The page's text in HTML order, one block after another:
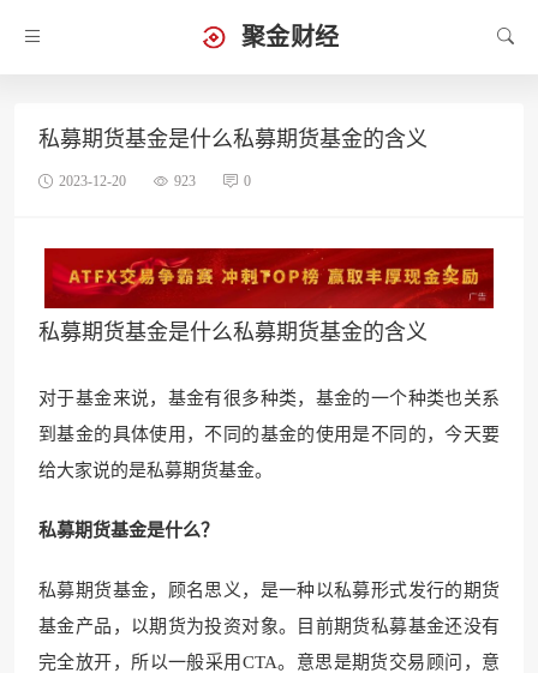
聚金财经
私募期货基金是什么私募期货基金的含义
2023-12-20 923 0
私募期货基金是什么私募期货基金的含义
对于基金来说，基金有很多种类，基金的一个种类也关系
到基金的具体使用，不同的基金的使用是不同的，今天要
给大家说的是私募期货基金。
私募期货基金是什么？
私募期货基金，顾名思义，是一种以私募形式发行的期货
基金产品，以期货为投资对象。目前期货私募基金还没有
完全放开，所以一般采用CTA。意思是期货交易顾问，意